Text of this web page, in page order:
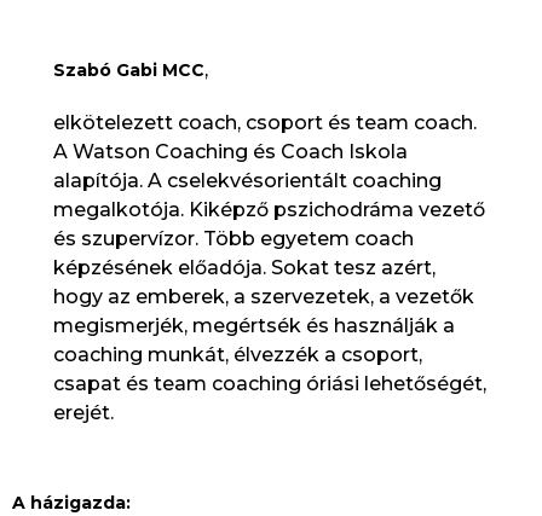
Szabó Gabi MCC,
elkötelezett coach, csoport és team coach.
A Watson Coaching és Coach Iskola
alapítója. A cselekvésorientált coaching
megalkotója. Kiképző pszichodráma vezető
és szupervízor. Több egyetem coach
képzésének előadója. Sokat tesz azért,
hogy az emberek, a szervezetek, a vezetők
megismerjék, megértsék és használják a
coaching munkát, élvezzék a csoport,
csapat és team coaching óriási lehetőségét,
erejét.
A házigazda: